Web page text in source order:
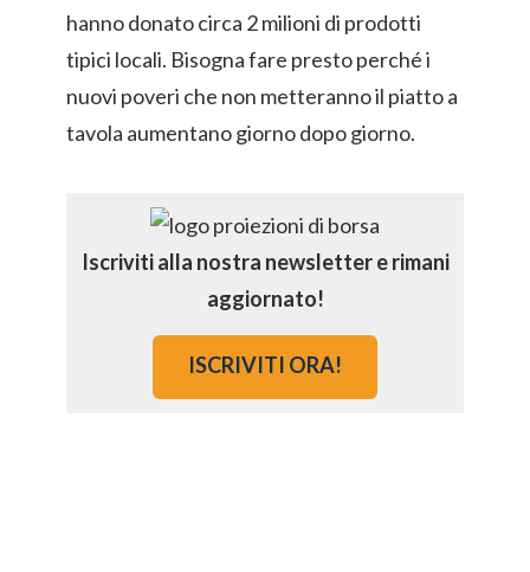
hanno donato circa 2 milioni di prodotti
tipici locali. Bisogna fare presto perché i
nuovi poveri che non metteranno il piatto a
tavola aumentano giorno dopo giorno.
Iscriviti alla nostra newsletter e rimani
aggiornato!
ISCRIVITI ORA!